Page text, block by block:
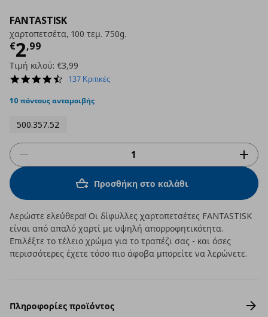
FANTASTISK
χαρτοπετσέτα, 100 τεμ. 750g.
€2,99
Τρέχουσα τιμή
Τιμή κιλού: €3,99
4.6
rating
137 Κριτικές
10 πόντους ανταμοιβής
500.357.52
Προσθήκη στο καλάθι
Λερώστε ελεύθερα! Οι δίφυλλες χαρτοπετσέτες FANTASTISK
είναι από απαλό χαρτί με υψηλή απορροφητικότητα.
Επιλέξτε το τέλειο χρώμα για το τραπέζι σας - και όσες
περισσότερες έχετε τόσο πιο άφοβα μπορείτε να λερώνετε.
Πληροφορίες προϊόντος